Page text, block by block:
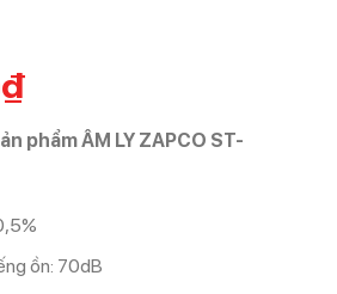
₫
phẩm ÂM LY ZAPCO ST-
ồn: 70dB